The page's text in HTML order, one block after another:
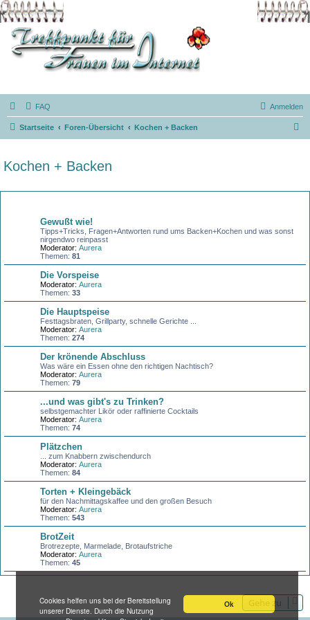
Ok
Cookies helfen uns bei der Bereitstellung
unserer Dienste. Durch die Nutzung
FAQ Anmelden
Startseite Foren-Übersicht Kochen + Backen
e
Kochen + Backen
Gewußt wie!
Tipps+Tricks, Fragen+Antworten rund ums Backen+Kochen und was sonst
nirgendwo reinpasst
Moderator: Aurera
Themen: 81
Die Vorspeise
Moderator: Aurera
Themen: 33
Die Hauptspeise
Festtagsbraten, Grillparty, schnelle Gerichte ...
Moderator: Aurera
Themen: 274
Der krönende Abschluss
Was wäre ein Essen ohne den richtigen Nachtisch?
Moderator: Aurera
Themen: 79
...und was gibt's zu Trinken?
selbstgemachter Likör oder raffinierte Cocktails
Moderator: Aurera
Themen: 74
Plätzchen
... zum Knabbern zwischendurch
Moderator: Aurera
Themen: 84
Torten + Kleingebäck
für den Nachmittagskaffee und den großen Besuch
Moderator: Aurera
Themen: 543
BrotZeit
Brotrezepte, Marmelade, Brotaufstriche
Moderator: Aurera
Themen: 45
Gehe zu